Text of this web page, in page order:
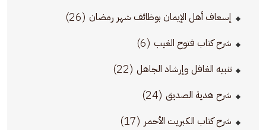
إسعاف أهل الإيمان بوظائف شهر رمضان (26)
شرح كتاب فتوح الغيب (6)
تنبيه الغافل وإرشاد الجاهل (22)
شرح هدية الصديق (24)
شرح كتاب الكبريت الأحمر (17)